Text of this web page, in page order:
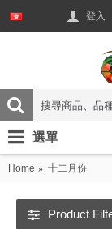
登入
選單
Home 十二月份
Product